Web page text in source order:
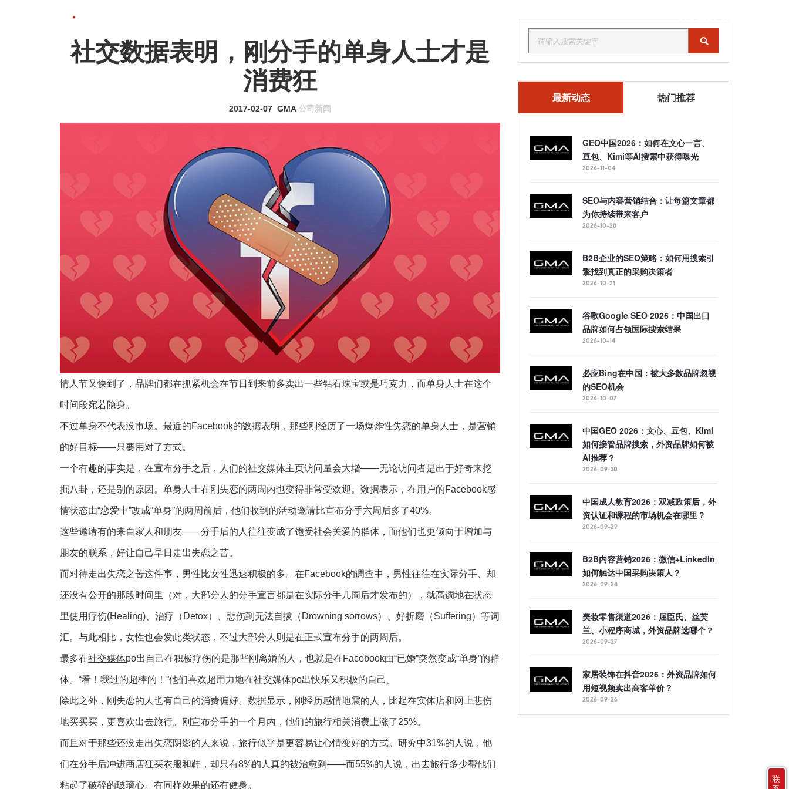
联系我们 MENU
社交数据表明，刚分手的单身人士才是
消费狂
2017-02-07 GMA 公司新闻
情人节又快到了，品牌们都在抓紧机会在节日到来前多卖出一些钻石珠宝或是巧克力，而单身人士在这个
时间段宛若隐身。
不过单身不代表没市场。最近的Facebook的数据表明，那些刚经历了一场爆炸性失恋的单身人士，是营销
的好目标——只要用对了方式。
一个有趣的事实是，在宣布分手之后，人们的社交媒体主页访问量会大增——无论访问者是出于好奇来挖
掘八卦，还是别的原因。单身人士在刚失恋的两周内也变得非常受欢迎。数据表示，在用户的Facebook感
情状态由“恋爱中”改成“单身”的两周前后，他们收到的活动邀请比宣布分手六周后多了40%。
这些邀请有的来自家人和朋友——分手后的人往往变成了饱受社会关爱的群体，而他们也更倾向于增加与
朋友的联系，好让自己早日走出失恋之苦。
而对待走出失恋之苦这件事，男性比女性迅速积极的多。在Facebook的调查中，男性往往在实际分手、却
还没有公开的那段时间里（对，大部分人的分手宣言都是在实际分手几周后才发布的），就高调地在状态
里使用疗伤(Healing)、治疗（Detox）、悲伤到无法自拔（Drowning sorrows）、好折磨（Suffering）等词
汇。与此相比，女性也会发此类状态，不过大部分人则是在正式宣布分手的两周后。
最多在社交媒体po出自己在积极疗伤的是那些刚离婚的人，也就是在Facebook由“已婚”突然变成“单身”的群
体。“看！我过的超棒的！”他们喜欢超用力地在社交媒体po出快乐又积极的自己。
除此之外，刚失恋的人也有自己的消费偏好。数据显示，刚经历感情地震的人，比起在实体店和网上悲伤
地买买买，更喜欢出去旅行。刚宣布分手的一个月内，他们的旅行相关消费上涨了25%。
而且对于那些还没走出失恋阴影的人来说，旅行似乎是更容易让心情变好的方式。研究中31%的人说，他
们在分手后冲进商店狂买衣服和鞋，却只有8%的人真的被治愈到——而55%的人说，出去旅行多少帮他们
粘起了破碎的玻璃心。有同样效果的还有健身。
最新动态 热门推荐
GEO中国2026：如何在文心一言、
豆包、Kimi等AI搜索中获得曝光
2026-11-04
SEO与内容营销结合：让每篇文章都
为你持续带来客户
2026-10-28
B2B企业的SEO策略：如何用搜索引
擎找到真正的采购决策者
2026-10-21
谷歌Google SEO 2026：中国出口
品牌如何占领国际搜索结果
2026-10-14
必应Bing在中国：被大多数品牌忽视
的SEO机会
2026-10-07
中国GEO 2026：文心、豆包、Kimi
如何接管品牌搜索，外资品牌如何被
AI推荐？
2026-09-30
中国成人教育2026：双减政策后，外
资认证和课程的市场机会在哪里？
2026-09-29
B2B内容营销2026：微信+LinkedIn
如何触达中国采购决策人？
2026-09-28
美妆零售渠道2026：屈臣氏、丝芙
兰、小程序商城，外资品牌选哪个？
2026-09-27
家居装饰在抖音2026：外资品牌如何
用短视频卖出高客单价？
2026-09-26
联